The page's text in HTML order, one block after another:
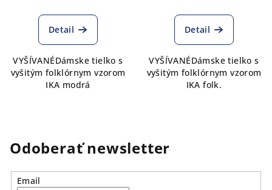
Detail
VYŠÍVANÉDámske tielko s
vyšitým folklórnym vzorom
IKA modrá
Detail
VYŠÍVANÉDámske tielko s
vyšitým folklórnym vzorom
IKA folk.
Odoberať newsletter
Email